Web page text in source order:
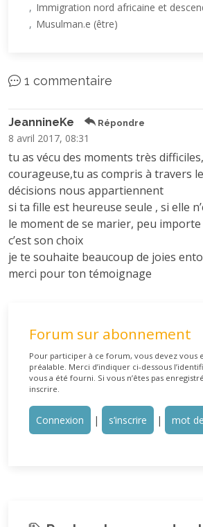
Immigration nord africaine et
Musulman.e (être)
1 commentaire
JeannineKe Répondre
8 avril 2017, 08:31
tu as vécu des moments très
courageuse,tu as compris à travers
décisions nous appartiennent
si ta fille est heureuse seule , si elle
le moment de se marier, peu importe
c’est son choix
je te souhaite beaucoup de joies
merci pour ton témoignage
Forum sur abonnement
Pour participer à ce forum, vous devez vous
préalable. Merci d’indiquer ci-dessous
vous a été fourni. Si vous n’êtes pas
inscrire.
Connexion | s’inscrire | mot